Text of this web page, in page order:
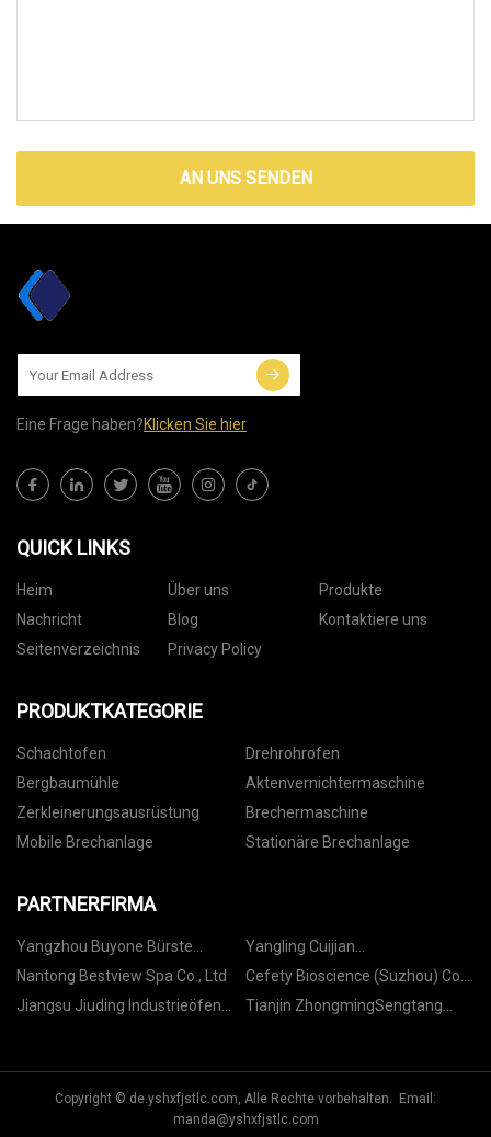
AN UNS SENDEN
Eine Frage haben?Klicken Sie hier
QUICK LINKS
Heim Über uns
Produkte
Nachricht
Blog
Kontaktiere uns
Seitenverzeichnis
Privacy Policy
PRODUKTKATEGORIE
Schachtofen
Drehrohrofen
Bergbaumühle
Aktenvernichtermaschine
Zerkleinerungsausrüstung
Brechermaschine
Mobile Brechanlage
Stationäre Brechanlage
PARTNERFIRMA
Yangzhou Buyone Bürste
Industrial Co., Ltd.
Yangling Cuijian
Bioingenieurwesen Technologie
Co., GmbH.
Nantong Bestview Spa Co., Ltd
Cefety Bioscience (Suzhou) Co.,
Ltd.
Jiangsu Jiuding Industrieöfen
Tianjin ZhongmingSengtang
Copyright © de.yshxfjstlc.com, Alle Rechte vorbehalten. Email:
manda@yshxfjstlc.com